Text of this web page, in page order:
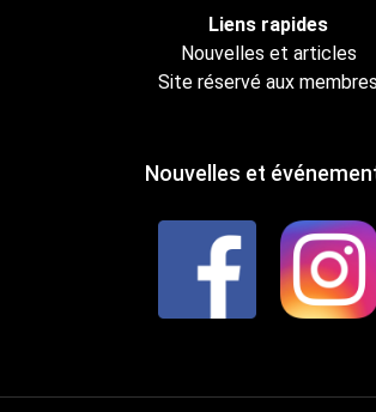
Liens rapides
Nouvelles et articles
Site réservé aux membres
Nouvelles et